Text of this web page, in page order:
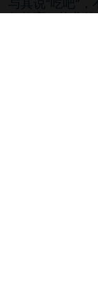
与其说“吃吧”，
行教育，幼儿